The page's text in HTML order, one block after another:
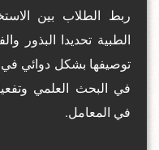
ربط الطلاب بين
الطبية تحديدا البذور
توصيفها بشكل دوائي في
في البحث العلمي
في المعامل.